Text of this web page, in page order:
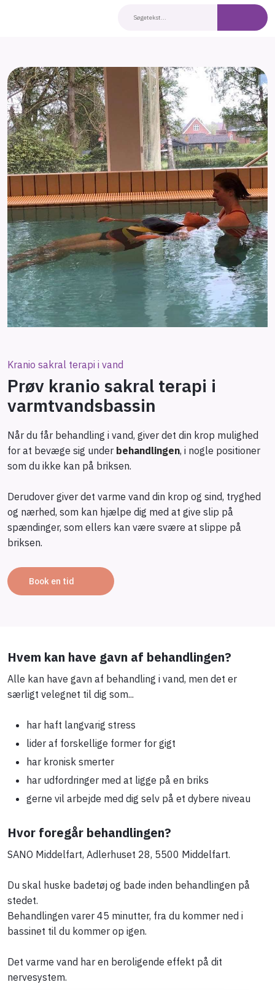
Kranio sakral terapi i vand
Prøv kranio sakral terapi i
varmtvandsbassin
Når du får behandling i vand, giver det din krop mulighed
for at bevæge sig under behandlingen, i nogle positioner
som du ikke kan på briksen.
Derudover giver det varme vand din krop og sind, tryghed
og nærhed, som kan hjælpe dig med at give slip på
spændinger, som ellers kan være svære at slippe på
briksen.
Book en tid
Hvem kan have gavn af behandlingen?
Alle kan have gavn af behandling i vand, men det er
særligt velegnet til dig som...
har haft langvarig stress
lider af forskellige former for gigt
har kronisk smerter
har udfordringer med at ligge på en briks
gerne vil arbejde med dig selv på et dybere niveau
Hvor foregår behandlingen?
SANO Middelfart, Adlerhuset 28, 5500 Middelfart.
Du skal huske badetøj og bade inden behandlingen på
stedet.
Behandlingen varer 45 minutter, fra du kommer ned i
bassinet til du kommer op igen.
Det varme vand har en beroligende effekt på dit
nervesystem.